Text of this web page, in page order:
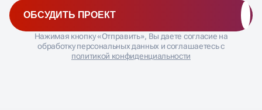
ОБСУДИТЬ ПРОЕКТ
Нажимая кнопку «Отправить», Вы даете согласие на
обработку персональных данных и соглашаетесь с
политикой конфиденциальности